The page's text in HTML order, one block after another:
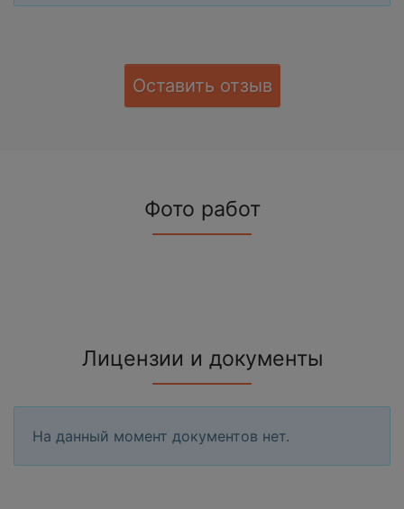
Оставить отзыв
Фото работ
Лицензии и документы
На данный момент документов нет.